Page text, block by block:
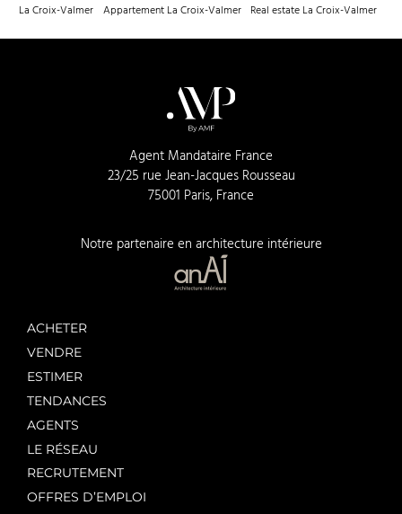
La Croix-Valmer
Appartement La Croix-Valmer Real estate La Croix-Valmer
Agent Mandataire France
23/25 rue Jean-Jacques Rousseau
75001 Paris, France
Notre partenaire en architecture intérieure
ACHETER
VENDRE
ESTIMER
TENDANCES
AGENTS
LE RÉSEAU
RECRUTEMENT
OFFRES D’EMPLOI